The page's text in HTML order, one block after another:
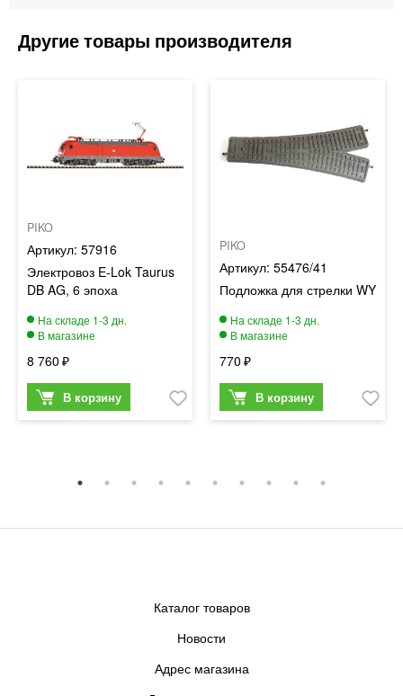
PIKO
57916
Электровоз E-Lok Taurus
DB AG, 6 эпоха
8 760
PIKO
55476/41
Подложка для стрелки WY
770
Каталог товаров
Новости
Адрес магазина